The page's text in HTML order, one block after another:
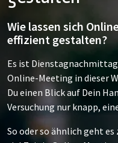
Wie lassen sich
effizient gestalten?
Es ist
Online-Meeting in dieser
Du einen Blick auf Dein
Versuchung nur knapp,
So oder so ähnlich geht